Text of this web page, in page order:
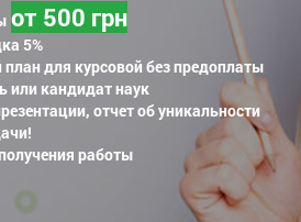
от 500 грн
5%
для курсовой без предоплаты
или кандидат наук
отчет об уникальности
работы